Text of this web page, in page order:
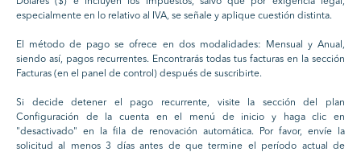
especialmente en lo relativo al IVA, se señale y aplique cuestión distinta.
El método de pago se ofrece en dos modalidades: Mensual y Anual,
siendo así, pagos recurrentes. Encontrarás todas tus facturas en la sección
Facturas (en el panel de control) después de suscribirte.
Si decide detener el pago recurrente, visite la sección del plan
Configuración de la cuenta en el menú de inicio y haga clic en
"desactivado" en la fila de renovación automática. Por favor, envíe la
solicitud al menos 3 días antes de que termine el período actual de